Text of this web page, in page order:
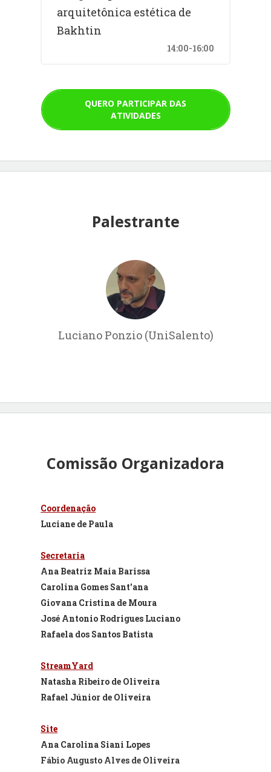
arquitetônica estética de
Bakhtin
14:00-16:00
QUERO PARTICIPAR DAS
ATIVIDADES
Palestrante
Luciano Ponzio (UniSalento)
Comissão Organizadora
Coordenação
Luciane de Paula
Secretaria
Ana Beatriz Maia Barissa
Carolina Gomes Sant'ana
Giovana Cristina de Moura
José Antonio Rodrigues Luciano
Rafaela dos Santos Batista
StreamYard
Natasha Ribeiro de Oliveira
Rafael Júnior de Oliveira
Site
Ana Carolina Siani Lopes
Fábio Augusto Alves de Oliveira